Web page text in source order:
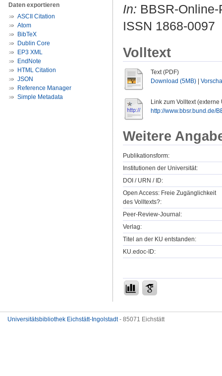
Daten exportieren
ASCII Citation
Atom
BibTeX
Dublin Core
EP3 XML
EndNote
HTML Citation
JSON
Reference Manager
Simple Metadata
In: BBSR-
ISSN 1868-0097
Volltext
Text (PDF)
Download (5MB)
Link zum Volltext (externe
http://www.bbsr.bund.de/
Weitere
Publikationsform:
Institutionen der Universität:
DOI / URN / ID:
Open Access: Freie Zugänglichkeit
des Volltexts?:
Peer-Review-Journal:
Verlag:
Titel an der KU entstanden:
KU.edoc-ID:
Universitätsbibliothek Eichstätt-Ingolstadt- 85071 Eichstätt